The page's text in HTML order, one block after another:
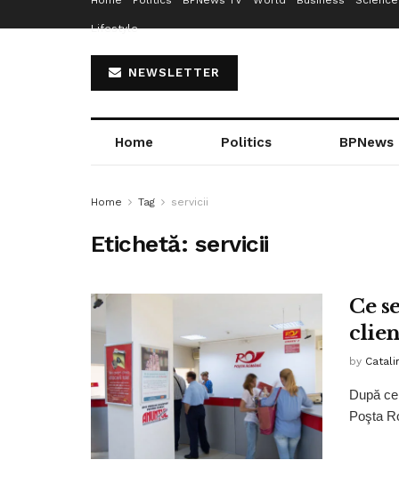
Lifestyle
NEWSLETTER
Home Politics BPNews
Home Tag servicii
Etichetă: servicii
Ce
by
După
Poşta